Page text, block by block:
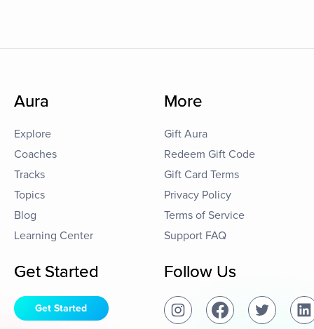
Aura
Explore
Coaches
Tracks
Topics
Blog
Learning Center
More
Gift Aura
Redeem Gift Code
Gift Card Terms
Privacy Policy
Terms of Service
Support FAQ
Get Started
Get Started
Follow Us